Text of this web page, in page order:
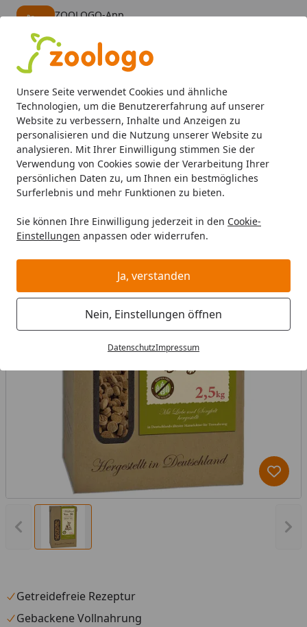
Unsere Seite verwendet Cookies und ähnliche
Technologien, um die Benutzererfahrung auf unserer
Website zu verbessern, Inhalte und Anzeigen zu
personalisieren und die Nutzung unserer Website zu
analysieren. Mit Ihrer Einwilligung stimmen Sie der
Verwendung von Cookies sowie der Verarbeitung Ihrer
persönlichen Daten zu, um Ihnen ein bestmögliches
Surferlebnis und mehr Funktionen zu bieten.
Sie können Ihre Einwilligung jederzeit in den Cookie-
Einstellungen anpassen oder widerrufen.
Ja, verstanden
Nein, Einstellungen öffnen
DatenschutzImpressum
ZOOLOGO-App
Alle Produkte
Mein Konto
Suchen
Startseite
Hund Hundefutter Trockenfutter Bubeck Nr. 20
Bubeck Nr. 20 Adult Mini Wildfleisch
und Kartoffel Hundetrockenfutter
Vorheriges Bild anzeigen
BALD VERGRIFFEN
Getreidefreie Rezeptur
Gebackene Vollnahrung